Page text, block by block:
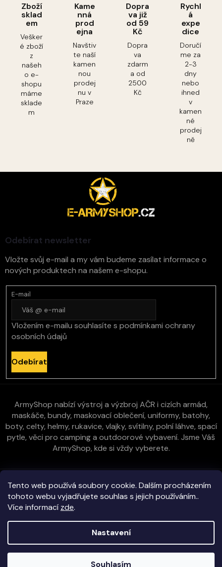
Tento web používá soubory cookie. Dalším procházením
tohoto webu vyjadřujete souhlas s jejich používáním..
Více informací zde.
Nastavení
Souhlasím
Zboží
sklad
em
Vešker
é zboží
z
našeh
o e-
shopu
máme
sklade
m
Kame
nná
prod
ejna
Navštiv
te naší
kamen
nou
prodej
nu v
Praze
Dopra
va již
od 59
Kč
Dopra
va
zdarm
a od
2500
Kč
Rychl
á
expe
dice
Doručí
me za
2-3
dny
nebo
ihned
v
kamen
né
prodej
ně
Odebírat newsletter
Vložte svůj e-mail a my vám budeme zasílat informace o
nových produktech na našem e-shopu.
E-mail
Vložením e-mailu souhlasíte s podmínkami ochrany
osobních údajů
Odebírat
ArmyShop nabízí výstroj a výzbroj AČR i cizích armád,
maskáče, bundy, maskovací oblečení, uniformy, batohy,
boty, celty, helmy, rukavice, vlajky, svítilny, polní láhve, spací
pytle, věci pro camping a outdoorové vybavení. Jsme Váš
ArmyShop, kde si vždy vyberete.
Zákaznická péče
Vše o nákupu
E-ArmyShop.cz . Všechna práva vyhrazena.